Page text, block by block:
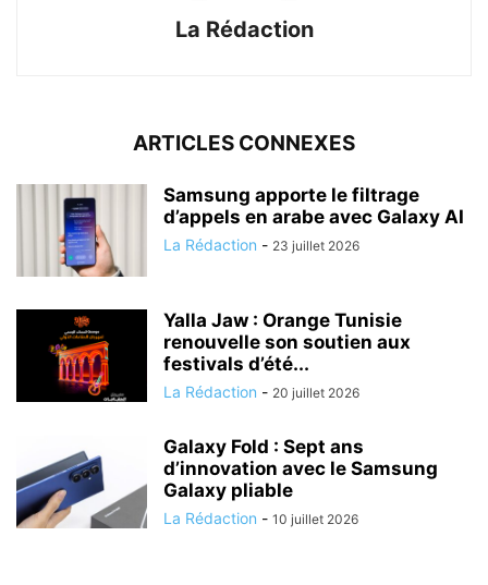
La Rédaction
ARTICLES CONNEXES
Samsung apporte le filtrage
d’appels en arabe avec Galaxy AI
La Rédaction - 23 juillet 2026
Yalla Jaw : Orange Tunisie
renouvelle son soutien aux
festivals d’été...
La Rédaction - 20 juillet 2026
Galaxy Fold : Sept ans
d’innovation avec le Samsung
Galaxy pliable
La Rédaction - 10 juillet 2026